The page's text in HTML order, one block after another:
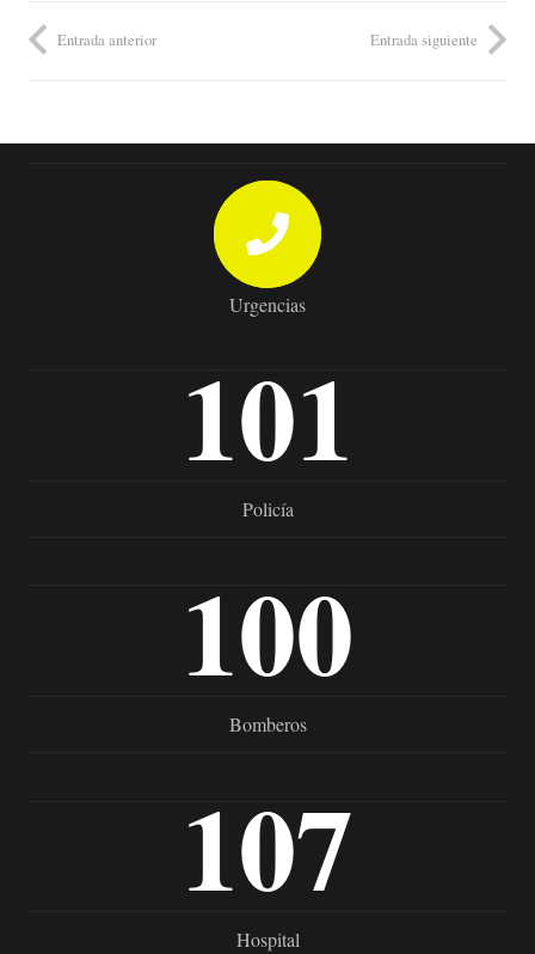
Entrada anterior Entrada siguiente
Urgencias
101
Policía
100
Bomberos
107
Hospital